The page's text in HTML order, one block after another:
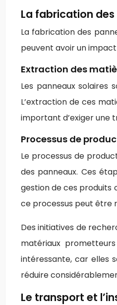
La fabrication
La fabrication des
peuvent avoir un
Extraction des
Les panneaux solaires
L’extraction de ces
important d’exiger une
Processus de
Le processus de
des panneaux. Ces
gestion de ces produits
ce processus peut être
Des initiatives de
matériaux
intéressante, car elles
réduire
Le transport et